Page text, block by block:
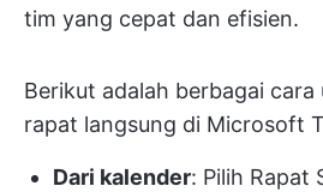
tim yang cepat dan efisien.
Berikut adalah berbagai cara
rapat langsung di Microsoft
Dari kalender: Pilih Rapat